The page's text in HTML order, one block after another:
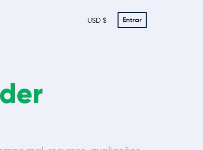
USD $ Entrar